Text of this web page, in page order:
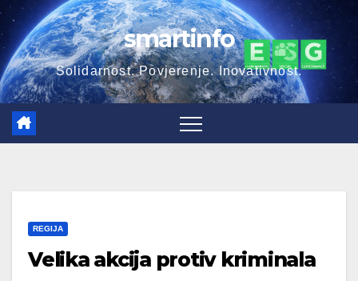
Skip
to
content
smartinfo
Solidarnost. Povjerenje. Inovativnost.
REGIJA
Velika akcija protiv kriminala